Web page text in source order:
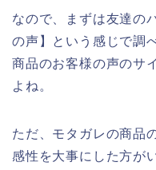
なので、まずは友達の
の声】という感じで調
商品のお客様の声のサ
よね。
ただ、モタガレの商品
感性を大事にした方が